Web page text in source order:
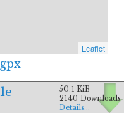
Leaflet
50.1 KiB
2140 Downloads
Details...